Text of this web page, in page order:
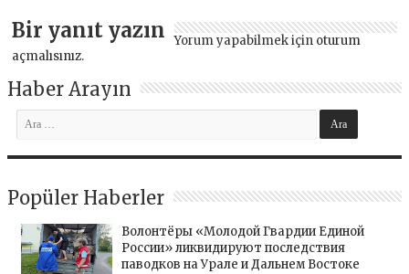
Bir yanıt yazın Yorum yapabilmek için oturum
açmalısınız.
Haber Arayın
Popüler Haberler
Волонтёры «Молодой Гвардии Единой
России» ликвидируют последствия
паводков на Урале и Дальнем Востоке